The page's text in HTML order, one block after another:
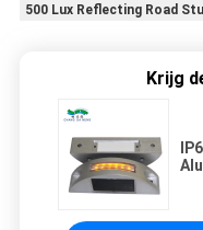
500 Lux Reflecting Road
Krijg